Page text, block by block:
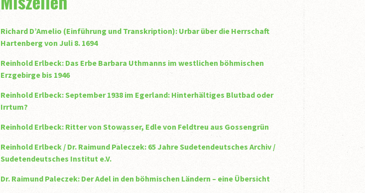
Richard D’Amelio (Einführung und Transkription): Urbar über die Herrschaft
Hartenberg von Juli 8. 1694
Reinhold Erlbeck: Das Erbe Barbara Uthmanns im westlichen böhmischen
Erzgebirge bis 1946
Reinhold Erlbeck: September 1938 im Egerland: Hinterhältiges Blutbad oder
Irrtum?
Reinhold Erlbeck: Ritter von Stowasser, Edle von Feldtreu aus Gossengrün
Reinhold Erlbeck / Dr. Raimund Paleczek: 65 Jahre Sudetendeutsches Archiv /
Sudetendeutsches Institut e.V.
Dr. Raimund Paleczek: Der Adel in den böhmischen Ländern – eine Übersicht